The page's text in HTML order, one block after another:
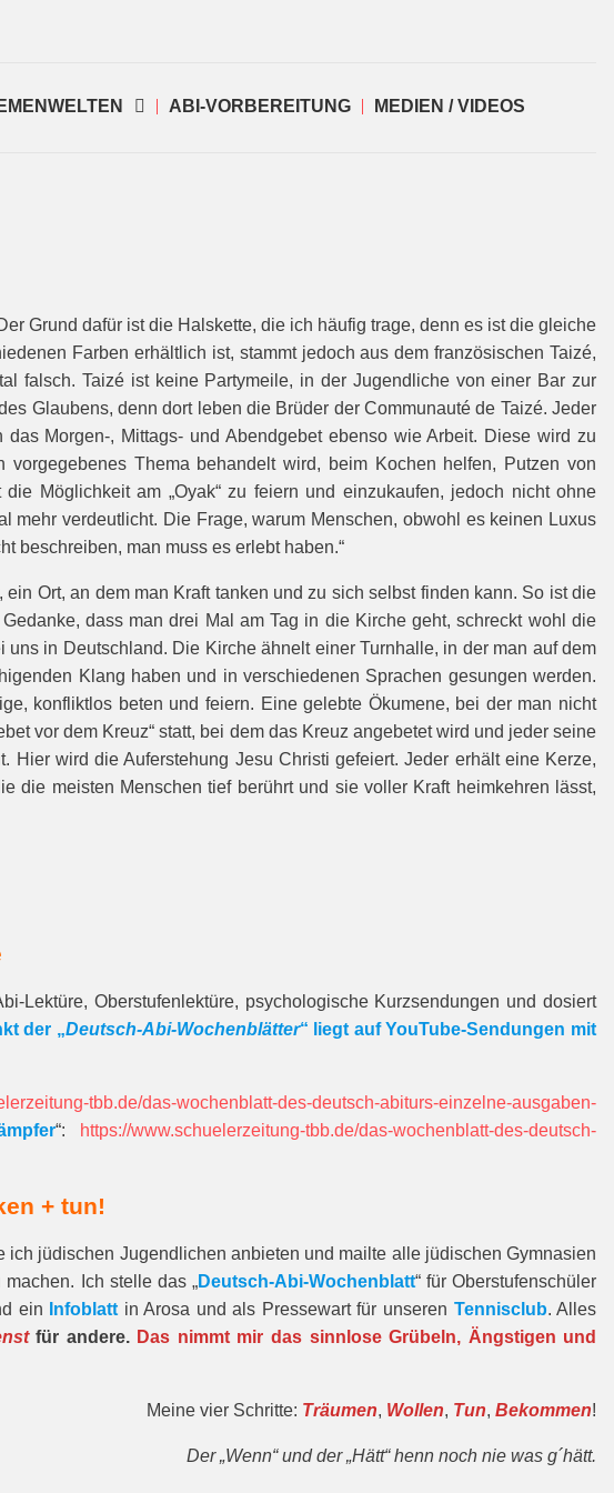
ABI-VORBEREITUNG MEDIEN / VIDEOS
Grund dafür ist die Halskette, die ich häufig trage, denn es ist die gleiche
Farben erhältlich ist, stammt jedoch aus dem französischen Taizé,
falsch. Taizé ist keine Partymeile, in der Jugendliche von einer Bar zur
Glaubens, denn dort leben die Brüder der Communauté de Taizé. Jeder
Morgen-, Mittags- und Abendgebet ebenso wie Arbeit. Diese wird zu
Thema behandelt wird, beim Kochen helfen, Putzen von
Möglichkeit am „Oyak“ zu feiern und einzukaufen, jedoch nicht ohne
mehr verdeutlicht. Die Frage, warum Menschen, obwohl es keinen Luxus
beschreiben, man muss es erlebt haben.“
Ort, an dem man Kraft tanken und zu sich selbst finden kann. So ist die
dass man drei Mal am Tag in die Kirche geht, schreckt wohl die
in Deutschland. Die Kirche ähnelt einer Turnhalle, in der man auf dem
Klang haben und in verschiedenen Sprachen gesungen werden.
konfliktlos beten und feiern. Eine gelebte Ökumene, bei der man nicht
vor dem Kreuz“ statt, bei dem das Kreuz angebetet wird und jeder seine
Hier wird die Auferstehung Jesu Christi gefeiert. Jeder erhält eine Kerze,
die meisten Menschen tief berührt und sie voller Kraft heimkehren lässt,
Lektüre, Oberstufenlektüre, psychologische Kurzsendungen und dosiert
der „Deutsch-Abi-Wochenblätter“ liegt auf YouTube-Sendungen mit
tbb.de/das-wochenblatt-des-deutsch-abiturs-einzelne-ausgaben-
“:
https://www.schuelerzeitung-tbb.de/das-wochenblatt-des-deutsch-
+ tun!
jüdischen Jugendlichen anbieten und mailte alle jüdischen Gymnasien
Ich stelle das „Deutsch-Abi-Wochenblatt“ für Oberstufenschüler
ein Infoblatt in Arosa und als Pressewart für unseren Tennisclub. Alles
für andere. Das nimmt mir das sinnlose Grübeln, Ängstigen und
Meine vier Schritte: Träumen, Wollen, Tun, Bekommen!
Der „Wenn“ und der „Hätt“ henn noch nie was g´hätt.